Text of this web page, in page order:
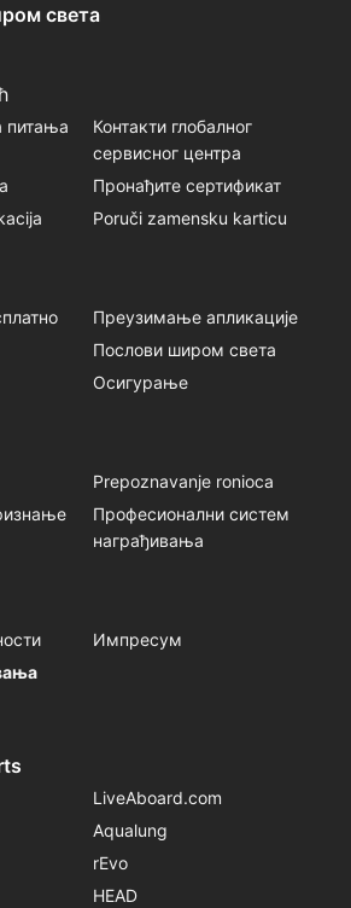
света
питања
Контакти глобалног
сервисног центра
Пронађите сертификат
Poruči zamensku karticu
Преузимање апликације
Послови широм света
Осигурање
Prepoznavanje ronioca
Професионални систем
награђивања
Импресум
LiveAboard.com
Aqualung
rEvo
HEAD